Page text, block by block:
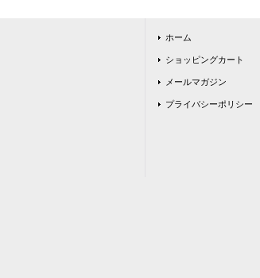
ホーム
ショッピングカート
メールマガジン
プライバシーポリシー